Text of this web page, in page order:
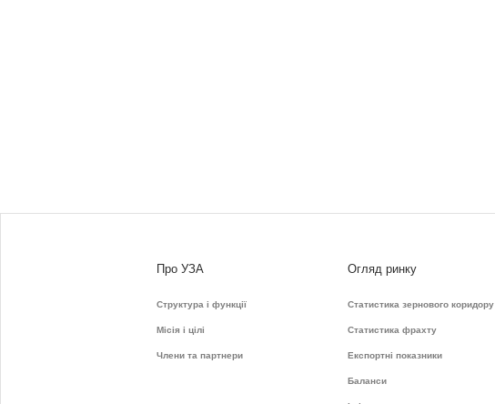
Про УЗА
Структура і функції
Місія і цілі
Члени та партнери
Огляд ринку
Статистика зернового коридору
Статистика фрахту
Експортні показники
Баланси